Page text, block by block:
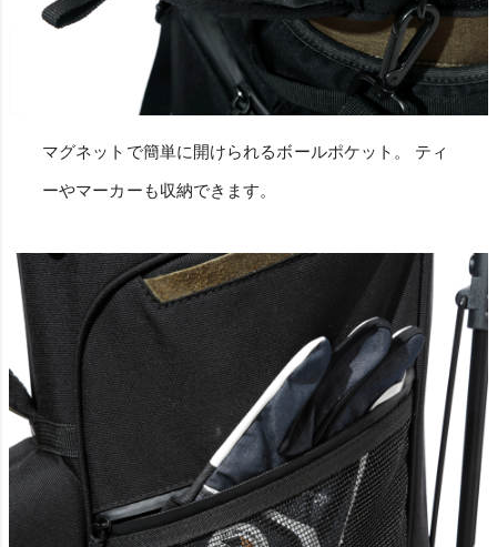
マグネットで簡単に開けられるボールポケット。 ティ
ーやマーカーも収納できます。